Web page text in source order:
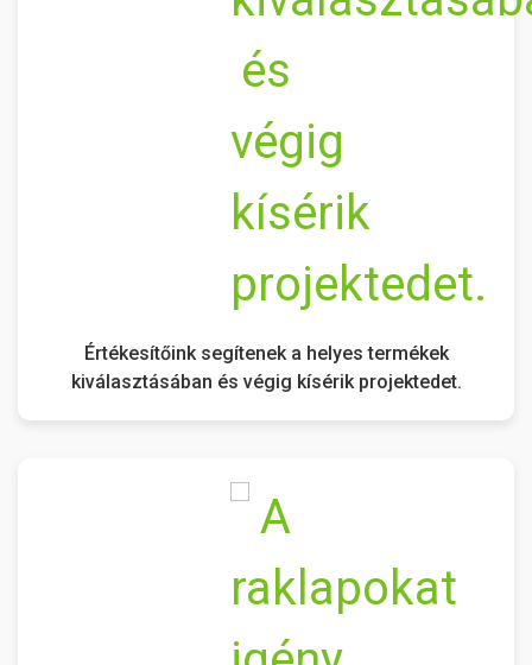
Értékesítőink segítenek a helyes termékek
kiválasztásában és végig kísérik projektedet.